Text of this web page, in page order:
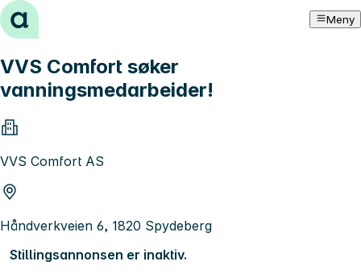
Hopp til innhold Meny
VVS Comfort søker
vanningsmedarbeider!
VVS Comfort AS
Håndverkveien 6, 1820 Spydeberg
Stillingsannonsen er inaktiv.